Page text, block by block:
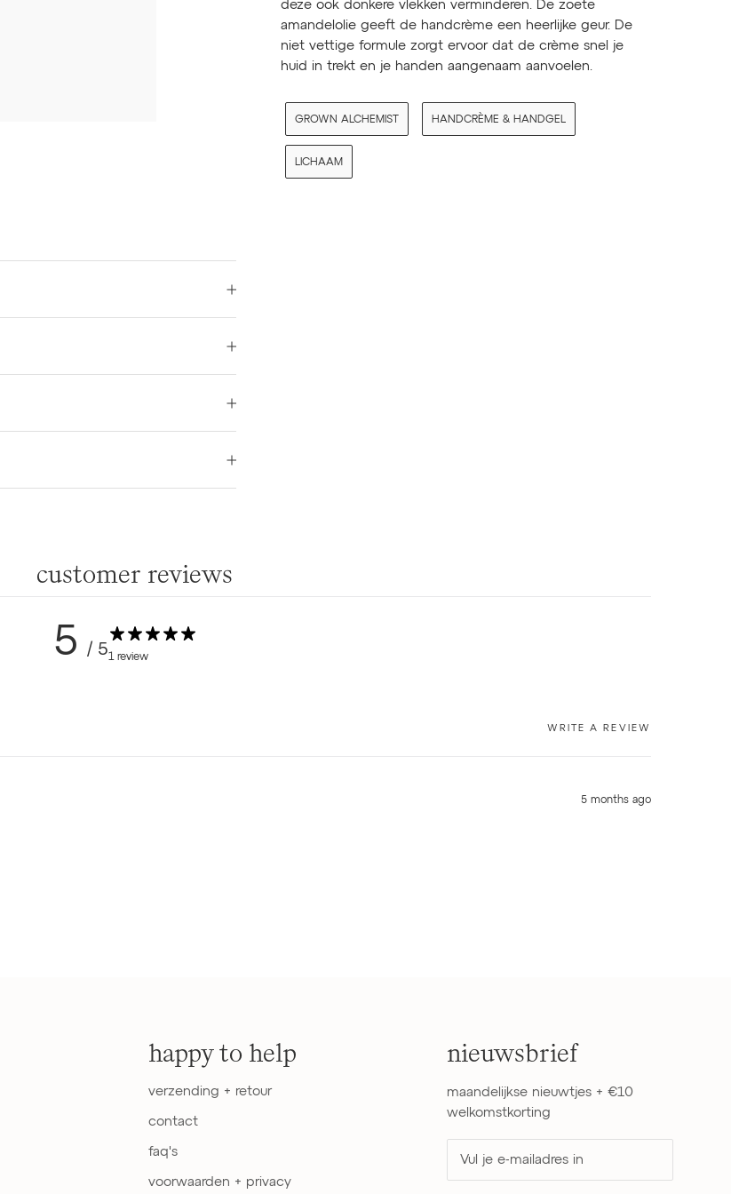
deze ook donkere vlekken verminderen. De zoete
amandelolie geeft de handcrème een heerlijke geur. De
niet vettige formule zorgt ervoor dat de crème snel je
huid in trekt en je handen aangenaam aanvoelen.
GROWN ALCHEMIST HANDCRÈME & HANDGEL
LICHAAM
customer reviews
5 / 51 review
WRITE A REVIEW
5 months ago
happy to help
verzending + retour
contact
faq's
voorwaarden + privacy
nieuwsbrief
maandelijkse nieuwtjes + €10
welkomstkorting